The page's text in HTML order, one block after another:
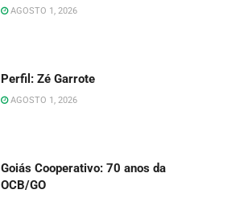
AGOSTO 1, 2026
Perfil: Zé Garrote
AGOSTO 1, 2026
Goiás Cooperativo: 70 anos da
OCB/GO